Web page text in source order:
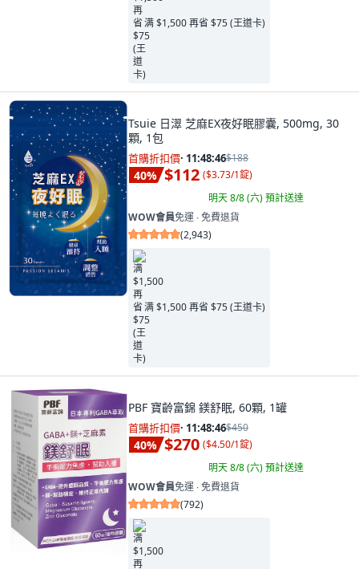
满 $1,500 再省 $75 (王道卡)
Tsuie 日濢 芝麻EX夜好眠膠囊, 500mg, 30
顆, 1包
首購折扣價· 11:48:45$188
40% $112 ($3.73/1錠)
明天 8/8 (六)預計送達
WOW會員免運 ∙ 免費退貨
(2,943)
满 $1,500 再省 $75 (王道卡)
PBF 寶齡富錦 鎂舒眠, 60顆, 1罐
首購折扣價· 11:48:45$450
40% $270 ($4.50/1錠)
明天 8/8 (六)預計送達
WOW會員免運 ∙ 免費退貨
(792)